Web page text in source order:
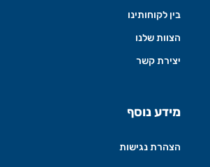
בין לקוחותינו
הצוות שלנו
יצירת קשר
מידע נוסף
הצהרת נגישות